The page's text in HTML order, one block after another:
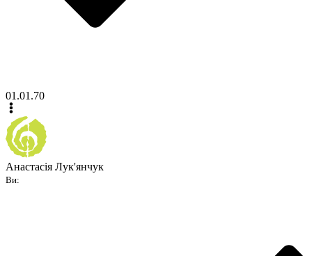
01.01.70
Анастасія Лук'янчук
Ви: